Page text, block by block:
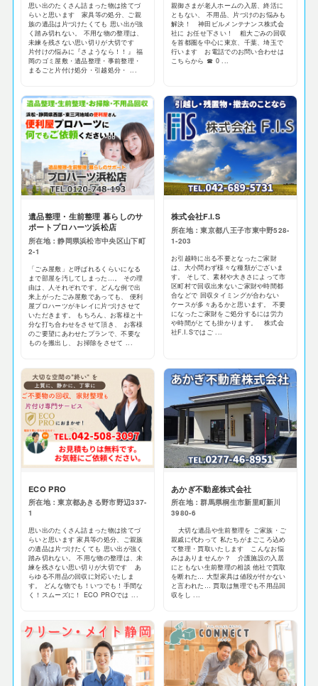
思い出のたくさん詰まった物は捨てづ
らいと思います 家具等の処分、ご親
族の遺品は片づけたくても 思い出が強
く踏み切れない。 不用な物の整理は、
未練を残さない思い切りが大切です
片付けの悩みに『さようなら！！』 福
岡のゴミ屋敷・遺品整理・事前整理・
まるごと片付け処分・引越処分・ ...
親御さまが老人ホームの入居、終活に
ともない、 不用品、片づけのお悩みも
解決！ 神田ビルメンテナンス株式会
社に お任せ下さい！ 粗大ごみの回収
を首都圏を中心に東京、千葉、埼玉で
行います お電話でのお問い合わせは
こちらから ☎ 0 ...
遺品整理・生前整理 暮らしのサ
ポートプロハーツ浜松店
所在地：静岡県浜松市中央区山下町
2-1
「ごみ屋敷」と呼ばれるくらいになる
まで部屋を汚してしまった…。 その理
由は、人それぞれです。どんな例で出
来上がったごみ屋敷であっても、 便利
屋プロハーツがキレイに片づけさせて
いただきます。 もちろん、お客様と十
分な打ち合わせをさせて頂き、 お客様
のご要望にあわせたプランで、不要な
ものを搬出し、 お掃除をさせて ...
株式会社F.I.S
所在地：東京都八王子市東中野528-
1-203
お引越時に出る不要となったご家財
は、大小問わず様々な種類がございま
す。 そして、素材や大きさによって市
区町村で回収出来ないご家財や時間都
合などで 回収タイミングが合わない
ケースが多々あるかと思います。 不要
になったご家財をご処分するには労力
や時間がとても掛かります。 株式会
社F.I.Sではご ...
ECO PRO
所在地：東京都あきる野市野辺337-
1
思い出のたくさん詰まった物は捨てづ
らいと思います 家具等の処分、ご親族
の遺品は片づけたくても 思い出が強く
踏み切れない。 不用な物の整理は、未
練を残さない思い切りが大切です あ
らゆる不用品の回収に対応いたしま
す。 どんな物でも！いつでも！手間な
く！スムーズに！ ECO PROでは ...
あかぎ不動産株式会社
所在地：群馬県桐生市新里町新川
3980-6
大切な遺品や生前整理を ご家族・ご
親戚に代わって 私たちがまごころ込め
て整理・買取いたします こんなお悩
みはありませんか？ 介護施設の入居
にともない生前整理の相談 他社で買取
を断れた… 大型家具は値段が付かない
と言われた… 買取は無理でも不用品回
収をし ...